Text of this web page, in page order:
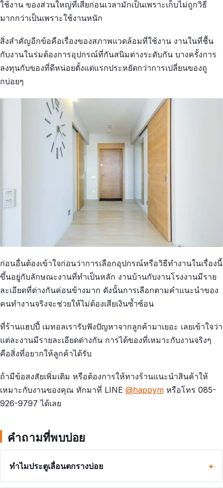
ใช้งาน ของส่วนใหญ่ที่เสียก่อนเวลามักเป็นเพราะเก็บไม่ถูกวิธี
มากกว่าเป็นเพราะใช้งานหนัก
สิ่งสำคัญอีกข้อคือเรื่องของสภาพแวดล้อมที่ใช้งาน งานในที่ชื้น
กับงานในร่มต้องการอุปกรณ์ที่กันสนิมต่างระดับกัน บางครั้งการ
ลงทุนกับของที่ดีหน่อยตั้งแต่แรกประหยัดกว่าการเปลี่ยนของถู
กบ่อยๆ
ก่อนอื่นต้องเข้าใจก่อนว่าการเลือกอุปกรณ์หรือวิธีทำงานในเรื่องนี้
ขึ้นอยู่กับลักษณะงานที่ทำเป็นหลัก งานบ้านกับงานโรงงานมีราย
ละเอียดที่ต่างกันค่อนข้างมาก ดังนั้นการเลือกตามคำแนะนำของ
คนทำงานจริงจะช่วยให้ไม่ต้องเสียเงินซ้ำซ้อน
ที่ร้านแฮปปี้ เมทอลเรารับฟังปัญหาจากลูกค้ามาเยอะ เลยเข้าใจว่า
แต่ละงานมีรายละเอียดต่างกัน การได้ของที่เหมาะกับงานจริงๆ
คือสิ่งที่อยากให้ลูกค้าได้รับ
ถ้ามีข้อสงสัยเพิ่มเติม หรือต้องการให้ทางร้านแนะนำสินค้าให้
เหมาะกับงานของคุณ ทักมาที่ LINE @happym หรือโทร 085-
926-9797 ได้เลย
คำถามที่พบบ่อย
ทำไมประตูเลื่อนตกรางบ่อย